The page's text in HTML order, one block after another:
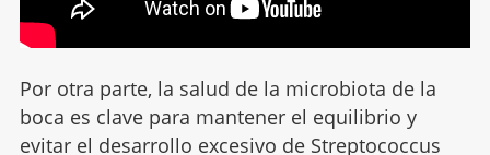
Por otra parte, la salud de la microbiota de la
boca es clave para mantener el equilibrio y
evitar el desarrollo excesivo de Streptococcus